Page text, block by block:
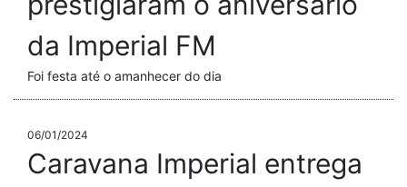
da Imperial FM
Foi festa até o amanhecer do dia
06/01/2024
Caravana Imperial entrega